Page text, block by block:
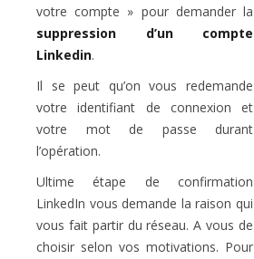
votre compte » pour demander la
suppression d’un compte
Linkedin.
Il se peut qu’on vous redemande
votre identifiant de connexion et
votre mot de passe durant
l’opération.
Ultime étape de confirmation
LinkedIn vous demande la raison qui
vous fait partir du réseau. A vous de
choisir selon vos motivations. Pour